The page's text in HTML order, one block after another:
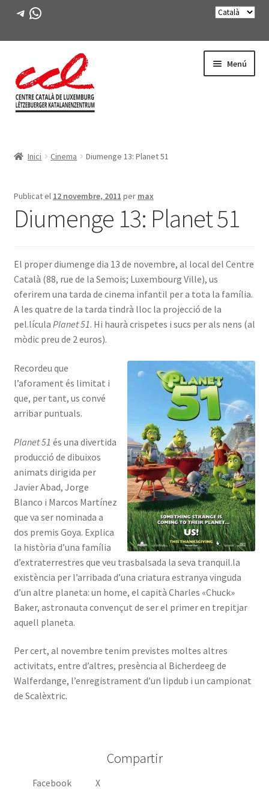
Telegram
WhatsApp
navegació
al
contingut
Menú
ACTIVITATS
CURSOS
FES-TE SOCI
INICIA SESSIÓ
Inici Cinema Diumenge 13: Planet 51
Publicat el 12 novembre, 2011 per max
Diumenge 13: Planet 51
El proper diumenge dia 13 de novembre, al local del Centre
Català (88, rue de la Semois; Luxembourg Ville), us
oferirem una tarda de cinema infantil per a tota la família.
A les quatre de la tarda tindrà lloc la projecció de la
pel.lícula Planet 51. Hi haurà crispetes i sucs per als nens (al
mòdic preu de 2 euros).
Recordeu que
l’aforament és limitat i
que, per tant, us convé
arribar puntuals.
Planet 51 és una divertida
producció de dibuixos
animats dirigida per
Javier Abad, Jorge
Blanco i Marcos Martínez
que va ser nominada a
dos premis Goya. Explica
la història d’una família
d’extraterrestres que veu trasbalsada la seva tranquil.la
existència per l’arribada d’una criatura estranya vinguda
d’un altre planeta: un home, el capità Charles «Chuck»
Baker, astronauta convençut de ser el primer en trepitjar
aquell planeta.
Per cert, al novembre tenim previstes moltes altres
activitats, entre d’altres, presència al Bicherdeeg de
Walferdange, l’enregistrament d’un lipdub i un campionat
de Scalèxtric.
Compartir
Facebook X